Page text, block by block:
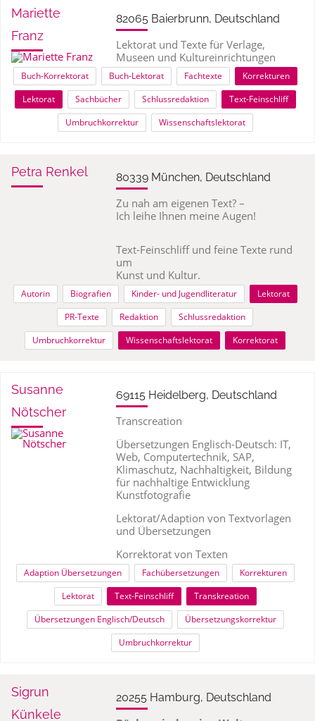
Mariette
Franz
82065 Baierbrunn, Deutschland
Lektorat und Texte für Verlage,
Museen und Kultureinrichtungen
Buch-Korrektorat Buch-Lektorat Fachtexte
Korrekturen
Lektorat
Sachbücher Schlussredaktion
Text-Feinschliff
Umbruchkorrektur
Wissenschaftslektorat
Petra Renkel 80339 München, Deutschland
Zu nah am eigenen Text? –
Ich leihe Ihnen meine Augen!
Text-Feinschliff und feine Texte rund
um
Kunst und Kultur.
Autorin Biografien Kinder- und Jugendliteratur
Lektorat
PR-Texte
Redaktion
Schlussredaktion
Umbruchkorrektur
Wissenschaftslektorat Korrektorat
Susanne
Nötscher
69115 Heidelberg, Deutschland
Transcreation
Übersetzungen Englisch-Deutsch: IT,
Web, Computertechnik, SAP,
Klimaschutz, Nachhaltigkeit, Bildung
für nachhaltige Entwicklung
Kunstfotografie
Lektorat/Adaption von Textvorlagen
und Übersetzungen
Korrektorat von Texten
Adaption Übersetzungen Fachübersetzungen
Korrekturen
Lektorat
Text-Feinschliff
Transkreation
Übersetzungen Englisch/Deutsch
Übersetzungskorrektur
Umbruchkorrektur
Sigrun
Künkele
20255 Hamburg, Deutschland